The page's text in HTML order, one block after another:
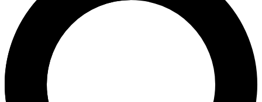
Schiedsrichter
Football Lexikon